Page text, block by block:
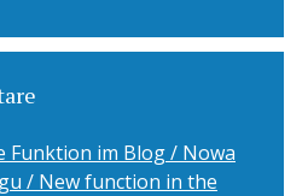
Funktion im Blog / Nowa
/ New function in the